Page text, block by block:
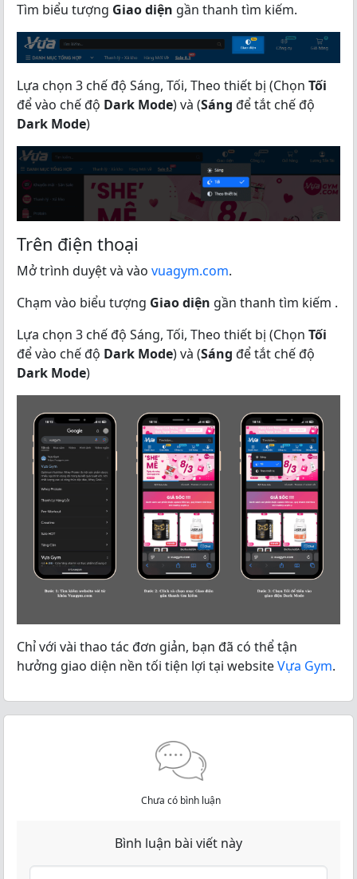
Tìm biểu tượng Giao diện gần thanh tìm kiếm.
Lựa chọn 3 chế độ Sáng, Tối, Theo thiết bị (Chọn Tối
để vào chế độ Dark Mode) và (Sáng để tắt chế độ
Dark Mode)
Trên điện thoại
Mở trình duyệt và vào vuagym.com.
Chạm vào biểu tượng Giao diện gần thanh tìm kiếm .
Lựa chọn 3 chế độ Sáng, Tối, Theo thiết bị (Chọn Tối
để vào chế độ Dark Mode) và (Sáng để tắt chế độ
Dark Mode)
Chỉ với vài thao tác đơn giản, bạn đã có thể tận
hưởng giao diện nền tối tiện lợi tại websiteVựa Gym.
Chưa có bình luận
Bình luận bài viết này